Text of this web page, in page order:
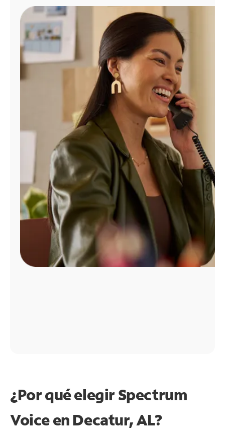
Administrar
cuenta
Encuentra
tienda
¿Por qué elegir Spectrum
Voice en Decatur, AL?